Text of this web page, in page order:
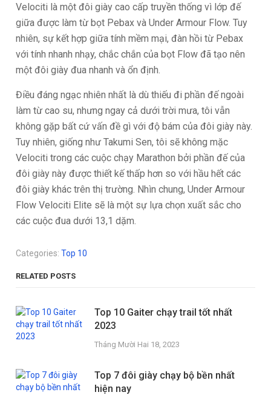
Velociti là một đôi giày cao cấp truyền thống vì lớp đế
giữa được làm từ bọt Pebax và Under Armour Flow. Tuy
nhiên, sự kết hợp giữa tính mềm mại, đàn hồi từ Pebax
với tính nhanh nhạy, chắc chắn của bọt Flow đã tạo nên
một đôi giày đua nhanh và ổn định.
Điều đáng ngạc nhiên nhất là dù thiếu đi phần đế ngoài
làm từ cao su, nhưng ngay cả dưới trời mưa, tôi vẫn
không gặp bất cứ vấn đề gì với độ bám của đôi giày này.
Tuy nhiên, giống như Takumi Sen, tôi sẽ không mặc
Velociti trong các cuộc chạy Marathon bởi phần đế của
đôi giày này được thiết kế thấp hơn so với hầu hết các
đôi giày khác trên thị trường. Nhìn chung, Under Armour
Flow Velociti Elite sẽ là một sự lựa chọn xuất sắc cho
các cuộc đua dưới 13,1 dặm.
Categories:Top 10
RELATED POSTS
Top 10 Gaiter chạy trail tốt nhất
2023
Tháng Mười Hai 18, 2023
Top 7 đôi giày chạy bộ bền nhất
hiện nay